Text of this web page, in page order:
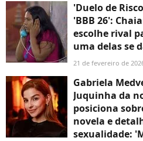
'Duelo de
'BBB 26':
escolhe rival
uma delas se
21 de fevereiro de
Gabriela
Juquinha da
posiciona
novela e
sexualidade: